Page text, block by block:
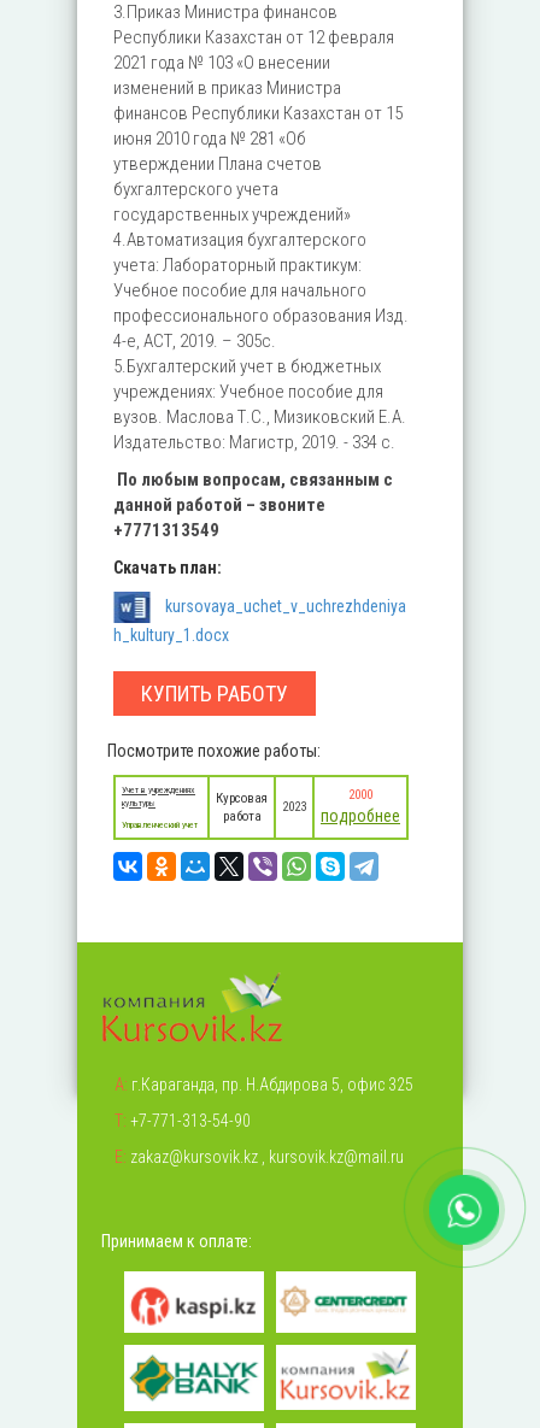
3.Приказ Министра финансов
Республики Казахстан от 12 февраля
2021 года № 103 «О внесении
изменений в приказ Министра
финансов Республики Казахстан от 15
июня 2010 года № 281 «Об
утверждении Плана счетов
бухгалтерского учета
государственных учреждений»
4.Автоматизация бухгалтерского
учета: Лабораторный практикум:
Учебное пособие для начального
профессионального образования Изд.
4-е, АСТ, 2019. – 305c.
5.Бухгалтерский учет в бюджетных
учреждениях: Учебное пособие для
вузов. Маслова Т.С., Мизиковский Е.А.
Издательство: Магистр, 2019. - 334 с.
По любым вопросам, связанным с
данной работой – звоните
+7771313549
Скачать план:
kursovaya_uchet_v_uchrezhdeniya
h_kultury_1.docx
КУПИТЬ РАБОТУ
Посмотрите похожие работы:
Учет в учреждениях
культуры
Управленческий учет
Курсовая
работа
2023
2000
подробнее
А: г.Караганда, пр. Н.Абдирова 5, офис 325
Т: +7-771-313-54-90
Е: zakaz@kursovik.kz , kursovik.kz@mail.ru
Принимаем к оплате: